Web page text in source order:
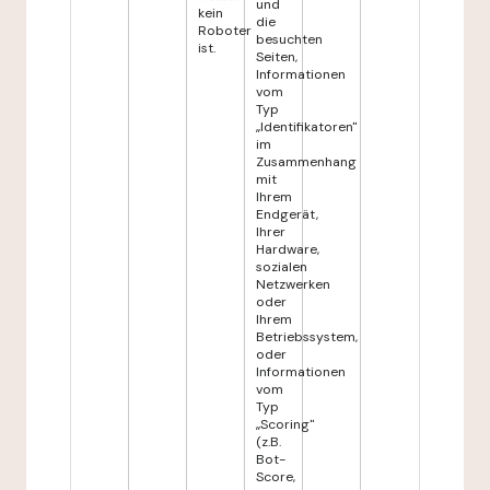
kein
Roboter
ist.
und
die
besuchten
Seiten,
Informationen
vom
Typ
„Identifikatoren"
im
Zusammenhang
mit
Ihrem
Endgerät,
Ihrer
Hardware,
sozialen
Netzwerken
oder
Ihrem
Betriebssystem,
oder
Informationen
vom
Typ
„Scoring"
(z.B.
Bot-
Score,